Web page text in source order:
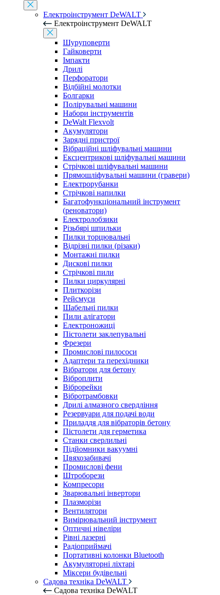
Електроінструмент DeWALT
Електроінструмент DeWALT
Шуруповерти
Гайковерти
Імпакти
Дрилі
Перфоратори
Відбійні молотки
Болгарки
Полірувальні машини
Набори інструментів
DeWalt Flexvolt
Акумулятори
Зарядні пристрої
Вібраційні шліфувальні машини
Ексцентрикові шліфувальні машини
Стрічкові шліфувальні машини
Прямошліфувальні машини (гравери)
Електрорубанки
Стрічкові напилки
Багатофункціональний інструмент
(реноватори)
Електролобзики
Різьбярі шпильки
Пилки торцювальні
Відрізні пилки (різаки)
Монтажні пилки
Дискові пилки
Стрічкові пили
Пилки циркулярні
Плиткорізи
Рейсмуси
Шабельні пилки
Пили алігатори
Електроножиці
Пістолети заклепувальні
Фрезери
Промислові пилососи
Адаптери та перехідники
Вібратори для бетону
Віброплити
Віброрейки
Вібротрамбовки
Дрилі алмазного свердління
Резервуари для подачі води
Приладдя для вібраторів бетону
Пістолети для герметика
Станки сверлильні
Підйомники вакуумні
Цвяхозабивачі
Промислові фени
Штроборези
Компресори
Зварювальні інвертори
Плазморізи
Вентилятори
Вимірювальний інструмент
Оптичні нівеліри
Рівні лазерні
Радіоприймачі
Портативні колонки Bluetooth
Акумуляторні ліхтарі
Міксери будівельні
Садова техніка DeWALT
Садова техніка DeWALT